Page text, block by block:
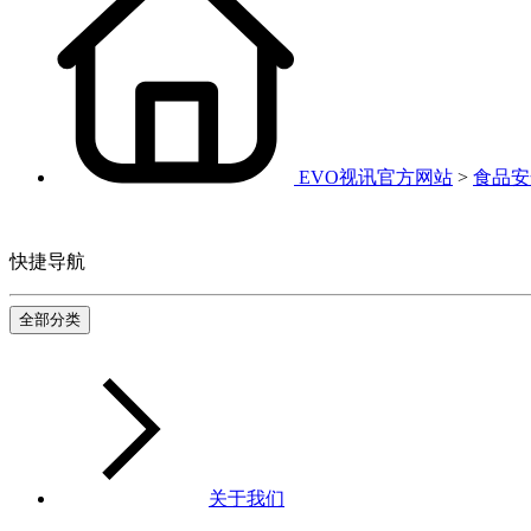
EVO视讯官方网站 > 食品
快捷导航
全部分类
关于我们